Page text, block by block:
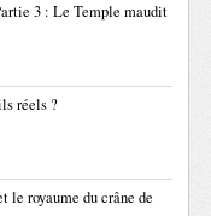
3 : Le Temple maudit
réels ?
le royaume du crâne de